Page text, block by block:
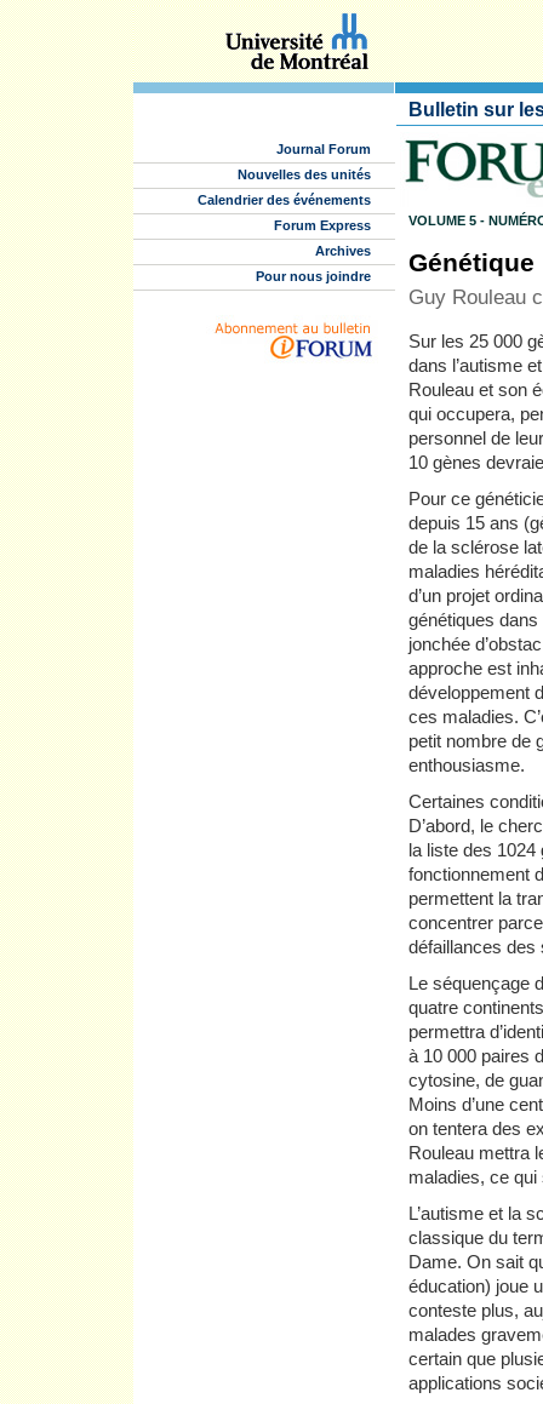
Journal Forum
Nouvelles des unités
Calendrier des événements
Forum Express
Archives
Pour nous joindre
Bulletin sur
VOLUME 5 -
Génétique
Guy Rouleau
Sur les 25 000
dans l’autisme
Rouleau et son
qui occupera,
personnel de
10 gènes
Pour ce
depuis 15 ans
de la sclérose
maladies
d’un projet
génétiques
jonchée
approche est
développement
ces maladies.
petit nombre de
enthousiasme.
Certaines
D’abord, le
la liste des
fonctionnement
permettent la
concentrer
défaillances des
Le séquençage
quatre
permettra
à 10 000 paires
cytosine, de
Moins d’une
on tentera des
Rouleau mettra
maladies, ce
L’autisme et la
classique du
Dame. On sait
éducation) joue
conteste plus,
malades
certain que
applications